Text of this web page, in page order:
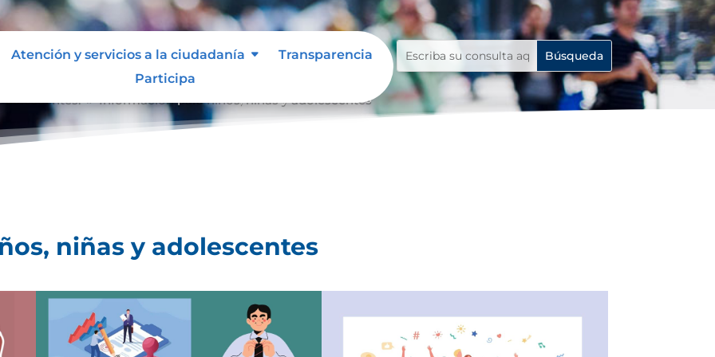
Atención y servicios a la ciudadanía
Transparencia
Participa
Información para niños, niñas y adolescentes
niñas y adolescentes